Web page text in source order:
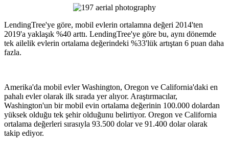
LendingTree'ye göre, mobil evlerin ortalamna değeri 2014'ten
2019'a yaklaşık %40 arttı. LendingTree'ye göre bu, aynı dönemde
tek ailelik evlerin ortalama değerindeki %33'lük artıştan 6 puan daha
fazla.
Amerika'da mobil evler Washington, Oregon ve California'daki en
pahalı evler olarak ilk sırada yer alıyor. Araştırmacılar,
Washington'un bir mobil evin ortalama değerinin 100.000 dolardan
yüksek olduğu tek şehir olduğunu belirtiyor. Oregon ve California
ortalama değerleri sırasıyla 93.500 dolar ve 91.400 dolar olarak
takip ediyor.